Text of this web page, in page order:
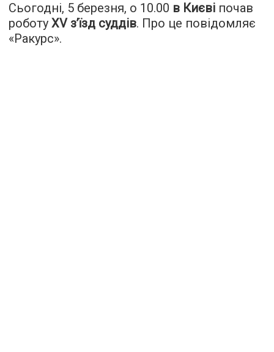
Сьогодні, 5 березня, о 10.00 в Києві почав
роботу XV з’їзд суддів. Про це повідомляє
«Ракурс».